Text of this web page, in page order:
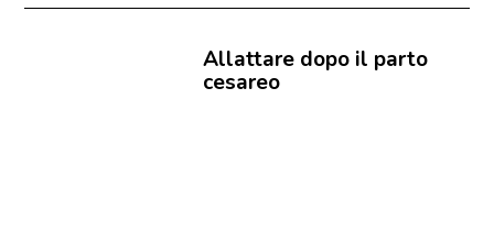
Allattare dopo il parto
cesareo